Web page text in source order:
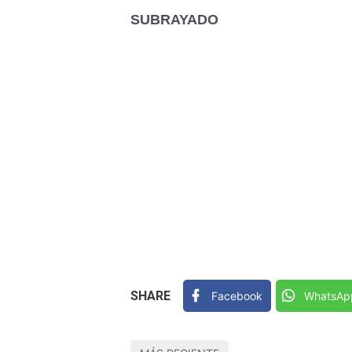
SUBRAYADO
SHARE Facebook